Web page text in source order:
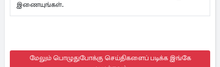
இணையுங்கள்.
மேலும் பொழுதுபோக்கு செய்திகளைப் படிக்க இங்கே